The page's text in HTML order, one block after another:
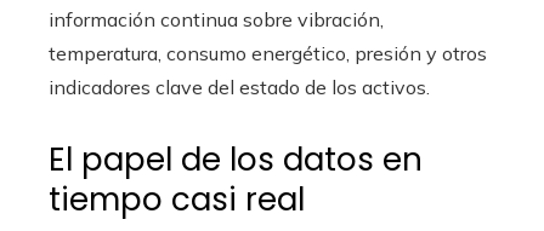
información continua sobre vibración,
temperatura, consumo energético, presión y otros
indicadores clave del estado de los activos.
El papel de los datos en
tiempo casi real